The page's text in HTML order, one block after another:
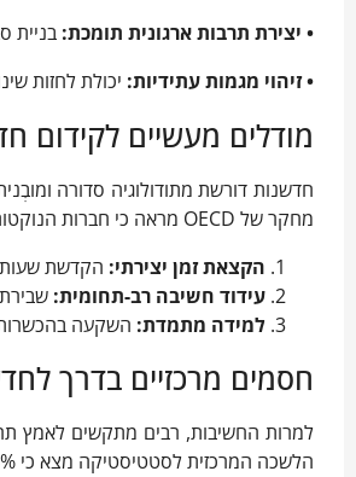
• יצירת תרבות ארגונית תומכת: בניית
• זיהוי מגמות עתידיות: יכולת לחזות
מודלים מעשיים לקידום
חדשנות דורשת מתודולוגיה סדורה
מחקר של OECD מראה כי חברות הנוקטות גישה שיטתית לחדשנות מגדילות את הכנסותיהן פי 2.5 בממוצע.
הקצאתזמן יצירתי: הקדשת שעות
עידוד חשיבה רב-תחומית:
למידה מתמדת: השקעה
חסמים מרכזיים בדרך
למרות החשיבות, רבים מתקשים לאמץ
הלשכה המרכזית לסטטיסטיקה מצא כי 65% מהעסקים בישראל מתקשים לייצר מהלכים חדשניים אמיתיים.